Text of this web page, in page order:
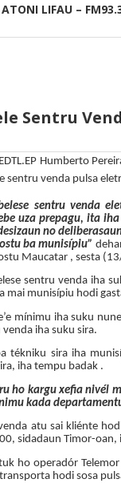
ATONI LIFAU –
Sentru
Humberto
sentru venda pulsa
sentru venda
uza prepagu, ita iha
no
ba munisípiu”
Maucatar , sesta
sentru venda iha
mai munisípiu hodi
mínimu iha suku
venda iha suku sira.
tékniku sira iha
iha tempu badak .
ho kargu xefia nivél
kada
atu sai kliénte
sidadaun Timor-
ho operadór
hodi sosa